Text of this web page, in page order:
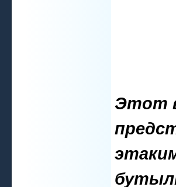
Этот